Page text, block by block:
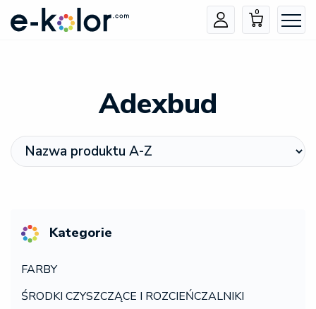
0
Adexbud
Kategorie
FARBY
ŚRODKI CZYSZCZĄCE I ROZCIEŃCZALNIKI